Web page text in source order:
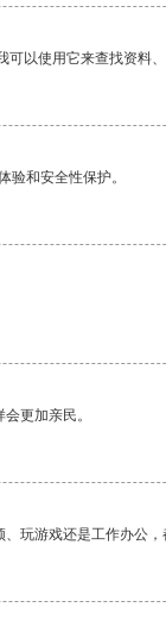
以使用它来查找资料、
验和安全性保护。
更加亲民。
玩游戏还是工作办公